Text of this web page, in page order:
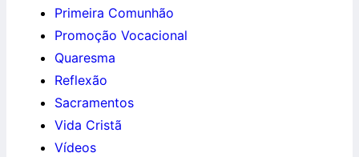
Primeira Comunhão
Promoção Vocacional
Quaresma
Reflexão
Sacramentos
Vida Cristã
Vídeos